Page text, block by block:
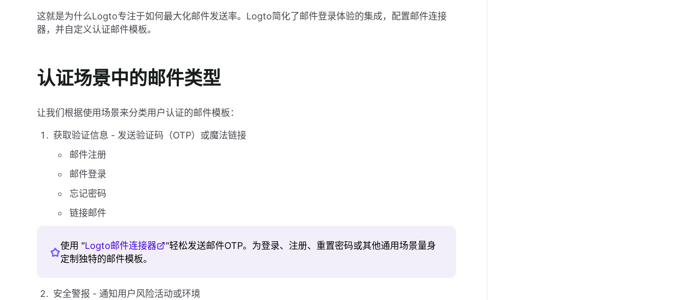
这就是为什么Logto专注于如何最大化邮件发送率。Logto简化了邮件登录体验的集成，配置邮件连接
器，并自定义认证邮件模板。
认证场景中的邮件类型
让我们根据使用场景来分类用户认证的邮件模板：
获取验证信息 - 发送验证码（OTP）或魔法链接
邮件注册
邮件登录
忘记密码
链接邮件
使用 "Logto邮件连接器
"轻松发送邮件OTP。为登录、注册、重置密码或其他通用场景量身
定制独特的邮件模板。
安全警报 - 通知用户风险活动或环境